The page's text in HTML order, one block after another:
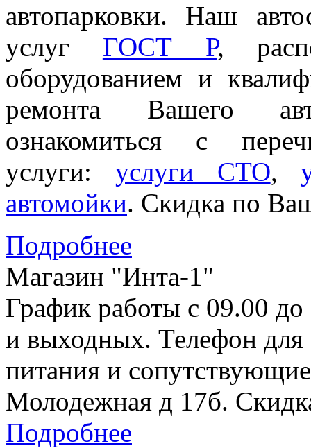
автопарковки. Наш
услуг ГОСТ Р,
оборудованием и
ремонта Вашего
ознакомиться с
услуги: услуги СТО,
автомойки. Скидка по
Подробнее
Магазин "Инта-1"
График работы с 09.00
и выходных. Телефон
питания и
Молодежная д 17б.
Подробнее